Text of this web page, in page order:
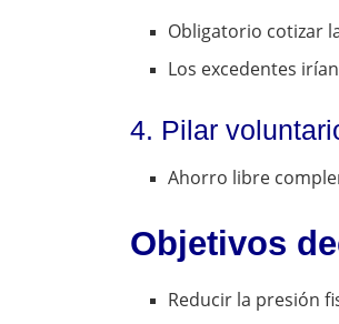
Obligatorio cotizar
Los excedentes
4. Pilar
Ahorro libre
Objetivos
Reducir la presión